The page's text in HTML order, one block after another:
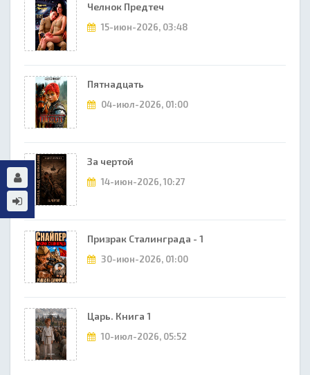
Челнок Предтеч
15-июн-2026, 03:48
Пятнадцать
04-июл-2026, 01:00
За чертой
14-июн-2026, 10:27
Призрак Сталинграда - 1
30-июн-2026, 01:00
Царь. Книга 1
10-июл-2026, 05:52